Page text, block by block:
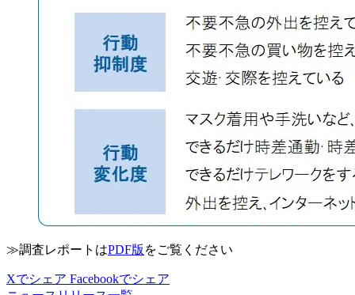
≫調査レポートはPDF版 をご覧ください
Xでシェア Facebookでシェア